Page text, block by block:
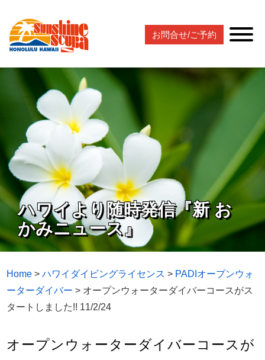
お問合せ/ご予約
ハワイより随時発信『新 お
かみニュース』
Home >ハワイダイビングライセンス > PADIオープンウォ
ーターダイバー > オープンウォーターダイバーコースがス
タートしました!! 11/2/24
オープンウォーターダイバーコースが